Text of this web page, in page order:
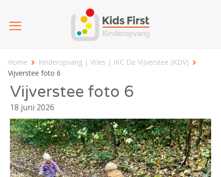
Home
Kinderopvang | Vries | IKC De Vijverstee (KDV)
Vijverstee foto 6
Vijverstee foto 6
18 juni 2026